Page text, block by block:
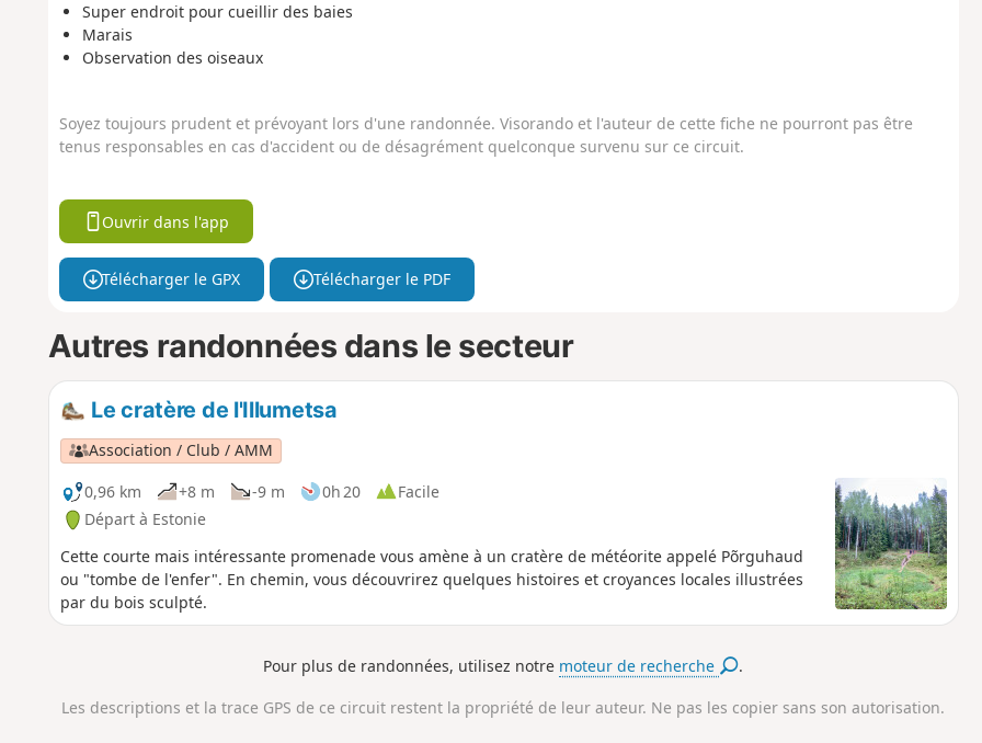
Super endroit pour cueillir des baies
Marais
Observation des oiseaux
Soyez toujours prudent et prévoyant lors d'une randonnée. Visorando et l'auteur de cette fiche ne pourront pas être
tenus responsables en cas d'accident ou de désagrément quelconque survenu sur ce circuit.
Ouvrir dans l'app
Télécharger le GPX Télécharger le PDF
Autres randonnées dans le secteur
Le cratère de l'Illumetsa
Association / Club / AMM
0,96 km
+8 m -9 m 0h 20
Facile
Départ à Estonie
Cette courte mais intéressante promenade vous amène à un cratère de météorite appelé Põrguhaud
ou "tombe de l'enfer". En chemin, vous découvrirez quelques histoires et croyances locales illustrées
par du bois sculpté.
Pour plus de randonnées, utilisez notre moteur de recherche .
Les descriptions et la trace GPS de ce circuit restent la propriété de leur auteur. Ne pas les copier sans son autorisation.